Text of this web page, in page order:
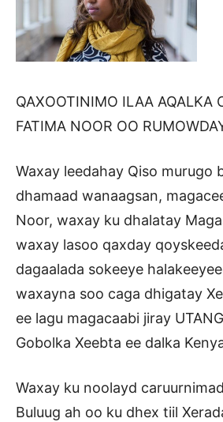
QAXOOTINIMO ILAA AQALKA
FATIMA NOOR OO
Waxay leedahay Qiso murugo
dhamaad wanaagsan,
Noor, waxay ku dhalatay
waxay lasoo qaxday
dagaalada sokeeye
waxayna soo caga dhigatay
ee lagu magacaabi jiray
Gobolka Xeebta ee dalka
Waxay ku noolayd
Buluug ah oo ku dhex tiil